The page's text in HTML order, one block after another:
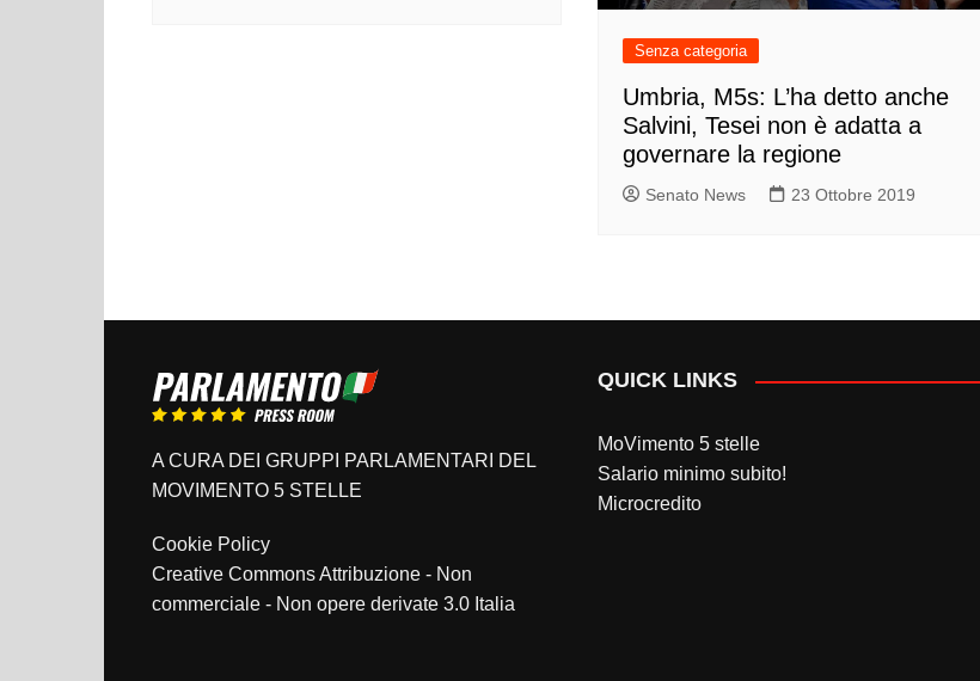
Senza categoria
Umbria, M5s: L’ha detto anche
Salvini, Tesei non è adatta a
governare la regione
Senato News 23 Ottobre 2019
A CURA DEI GRUPPI PARLAMENTARI DEL
MOVIMENTO 5 STELLE
Cookie Policy
Creative Commons Attribuzione - Non
commerciale - Non opere derivate 3.0 Italia
QUICK LINKS
MoVimento 5 stelle
Salario minimo subito!
Microcredito